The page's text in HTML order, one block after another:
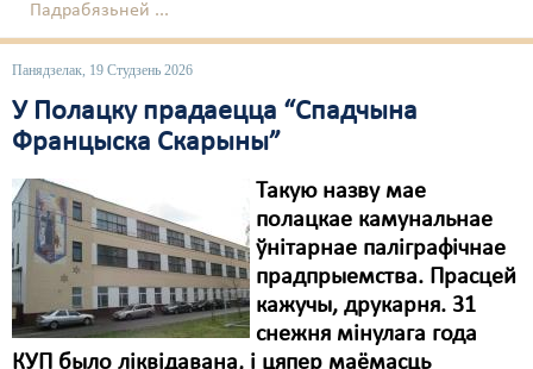
Падрабязьней ...
Панядзелак, 19 Студзень 2026
У Полацку прадаецца “Спадчына
Францыска Скарыны”
Такую назву мае
полацкае камунальнае
ўнітарнае паліграфічнае
прадпрыемства. Прасцей
кажучы, друкарня. 31
снежня мінулага года
КУП было ліквідавана, і цяпер маёмасць
Свабода сумленьня
Суд
Сьмяротнае пакараньне
Экалёгія
Правы працоўных
Сацыяльныя правы